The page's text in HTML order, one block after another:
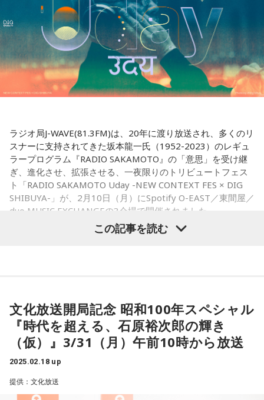
これはしっかりした理屈がないとダメだと思います。今まで
はパレスチナを例外的にあげていましたが、これに準ずる形
で台湾もということになると、外務省ではアジア地域では地
域として北朝鮮、香港、マカオ、この4地域を認めています。
中東ではパレスチナを地域として認めています。そうなると
台湾だけではなく、これから北朝鮮の方々にも同じ扱いを認
しっかりとした説明をお聞きしたいと思います」
ラジオ局J-WAVE(81.3FM)は、20年に渡り放送され、多くのリ
スナーに支持されてきた坂本龍一氏（1952-2023）のレギュ
ラープログラム『RADIO SAKAMOTO』の「意思」を受け継
ぎ、進化させ、拡張させる、一夜限りのトリビュートフェス
ト「RADIO SAKAMOTO Uday -NEW CONTEXT FES × DIG
SHIBUYA-」が、2月10日（月）にSpotify O-EAST／東間屋／
duo MUSIC EXCHANGEの3会場で開催されました。
Cornelius、TOWA TEI、U-zhaan×環ROY×鎮座DOPENESS、
2月10日（水）、J-WAVEが主催する坂本龍一トリビュートフ
ェスト「RADIO SAKAMOTO Uday -NEW CONTEXT FES ×
DIG SHIBUYA-」が、Spotify O-EAST、duo MUSIC
EXCHANGE、東間屋の3つの会場で開催された。「坂本龍一
との対話、共演、共鳴、再始動」というスローガンのもと
に、これまで坂本氏と縁を深めてきた豪華極まりないアーテ
ィストたちが総出演。それぞれが坂本氏への想いを胸に、自
由でエネルギーに溢れた、最高なパフォーマンスをみせてく
この記事を読む
文化放送開局記念 昭和100年スペシャル
『時代を超える、石原裕次郎の輝き
（仮）』3/31（月）午前10時から放送
2025.02.18 up
提供：文化放送